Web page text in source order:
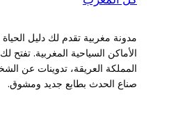
مدونة مغربية تقدم لك دليل
الأماكن السياحية المغربية.
المملكة العريقة، تدوينات عن
صناع الحدث بطابع جديد ومشوق.